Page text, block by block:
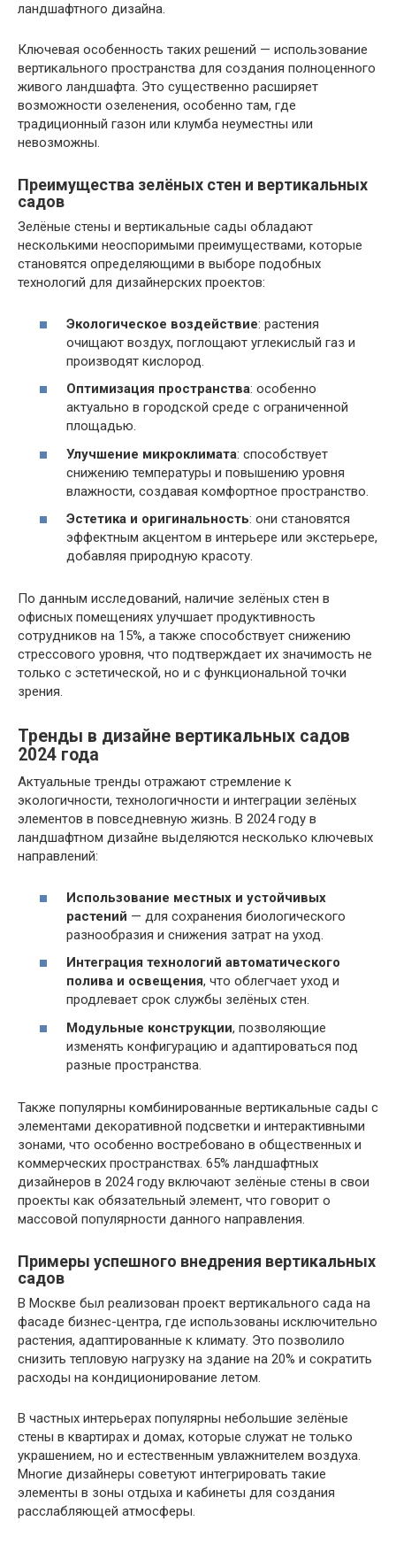
ландшафтного дизайна.
Ключевая особенность таких решений — использование
вертикального пространства для создания полноценного
живого ландшафта. Это существенно расширяет
возможности озеленения, особенно там, где
традиционный газон или клумба неуместны или
невозможны.
Преимущества зелёных стен и вертикальных
садов
Зелёные стены и вертикальные сады обладают
несколькими неоспоримыми преимуществами, которые
становятся определяющими в выборе подобных
технологий для дизайнерских проектов:
Экологическое воздействие: растения
очищают воздух, поглощают углекислый газ и
производят кислород.
Оптимизация пространства: особенно
актуально в городской среде с ограниченной
площадью.
Улучшение микроклимата: способствует
снижению температуры и повышению уровня
влажности, создавая комфортное пространство.
Эстетика и оригинальность: они становятся
эффектным акцентом в интерьере или экстерьере,
добавляя природную красоту.
По данным исследований, наличие зелёных стен в
офисных помещениях улучшает продуктивность
сотрудников на 15%, а также способствует снижению
стрессового уровня, что подтверждает их значимость не
только с эстетической, но и с функциональной точки
зрения.
Тренды в дизайне вертикальных садов
2024 года
Актуальные тренды отражают стремление к
экологичности, технологичности и интеграции зелёных
элементов в повседневную жизнь. В 2024 году в
ландшафтном дизайне выделяются несколько ключевых
направлений:
Использование местных и устойчивых
растений — для сохранения биологического
разнообразия и снижения затрат на уход.
Интеграция технологий автоматического
полива и освещения, что облегчает уход и
продлевает срок службы зелёных стен.
Модульные конструкции, позволяющие
изменять конфигурацию и адаптироваться под
разные пространства.
Также популярны комбинированные вертикальные сады с
элементами декоративной подсветки и интерактивными
зонами, что особенно востребовано в общественных и
коммерческих пространствах. 65% ландшафтных
дизайнеров в 2024 году включают зелёные стены в свои
проекты как обязательный элемент, что говорит о
массовой популярности данного направления.
Примеры успешного внедрения вертикальных
садов
В Москве был реализован проект вертикального сада на
фасаде бизнес-центра, где использованы исключительно
растения, адаптированные к климату. Это позволило
снизить тепловую нагрузку на здание на 20% и сократить
расходы на кондиционирование летом.
В частных интерьерах популярны небольшие зелёные
стены в квартирах и домах, которые служат не только
украшением, но и естественным увлажнителем воздуха.
Многие дизайнеры советуют интегрировать такие
элементы в зоны отдыха и кабинеты для создания
расслабляющей атмосферы.